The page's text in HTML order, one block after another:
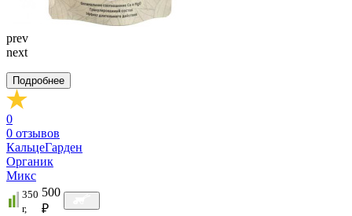
prev
next
Подробнее
0
0 отзывов
КальцеГарден
Органик
Микс
350
г,
500
₽